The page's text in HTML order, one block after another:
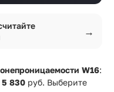
→
W16:
5 830 руб. Выберите